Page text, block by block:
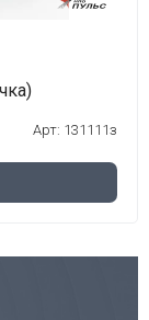
Арт: 131111з